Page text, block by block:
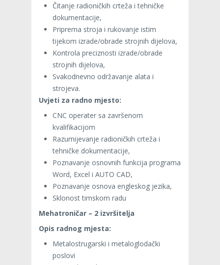
Čitanje radioničkih crteža i tehničke
dokumentacije,
Priprema stroja i rukovanje istim
tijekom izrade/obrade strojnih dijelova,
Kontrola preciznosti izrade/obrade
strojnih dijelova,
Svakodnevno održavanje alata i
strojeva.
Uvjeti za radno mjesto:
CNC operater sa završenom
kvalifikacijom
Razumijevanje radioničkih crteža i
tehničke dokumentacije,
Poznavanje osnovnih funkcija programa
Word, Excel i AUTO CAD,
Poznavanje osnova engleskog jezika,
Sklonost timskom radu
Mehatroničar – 2 izvršitelja
Opis radnog mjesta:
Metalostrugarski i metaloglodački
poslovi